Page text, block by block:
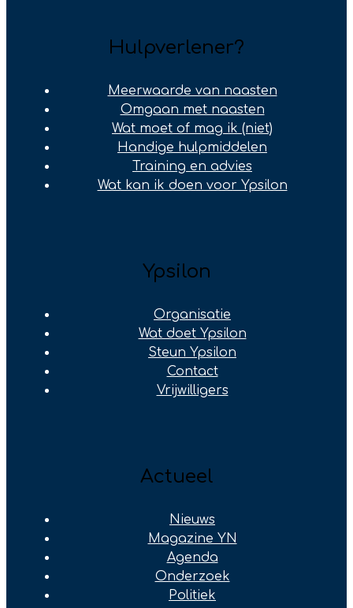
Hulpverlener?
Meerwaarde van naasten
Omgaan met naasten
Wat moet of mag ik (niet)
Handige hulpmiddelen
Training en advies
Wat kan ik doen voor Ypsilon
Ypsilon
Organisatie
Wat doet Ypsilon
Steun Ypsilon
Contact
Vrijwilligers
Actueel
Nieuws
Magazine YN
Agenda
Onderzoek
Politiek